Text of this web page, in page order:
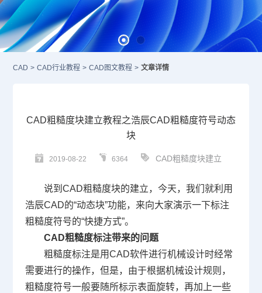
CAD > CAD行业教程 > CAD图文教程 > 文章详情
CAD粗糙度块建立教程之浩辰CAD粗糙度符号动态
块
2019-08-22 6364 CAD粗糙度块建立
说到 CAD粗糙度块的建立，今天，我们就利用
浩辰CAD的“动态块”功能，来向大家演示一下标注
粗糙度符号的“快捷方式”。
CAD粗糙度标注带来的问题
粗糙度标注是用CAD软件进行机械设计时经常
需要进行的操作，但是，由于根据机械设计规则，
粗糙度符号一般要随所标示表面旋转，再加上一些